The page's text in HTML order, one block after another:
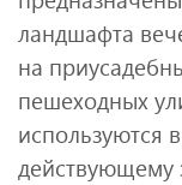
ландшафта
на
пешеходных
используются
действующему